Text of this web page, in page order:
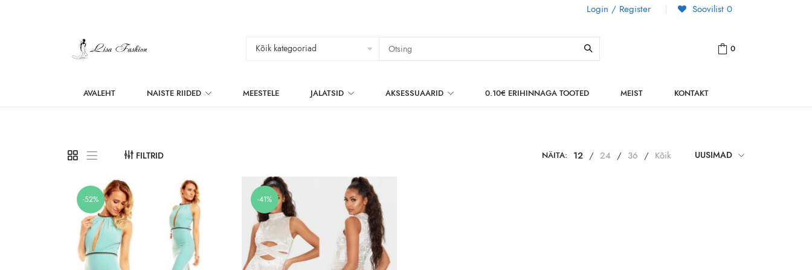
Login / Register Soovilist 0
0
AVALEHT NAISTE RIIDED MEESTELE JALATSID AKSESSUAARID 0.10€ ERIHINNAGA TOOTED MEIST KONTAKT
FILTRID NÄITA: 12 / 24 / 36 / Kõik UUSIMAD
-52% -41%